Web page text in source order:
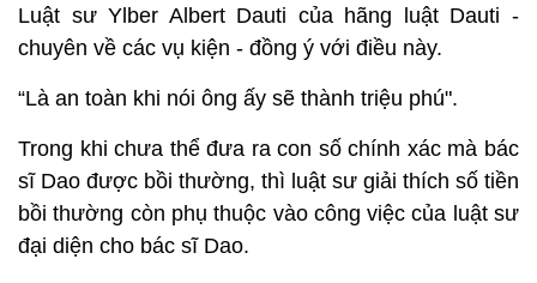
Luật sư Ylber Albert Dauti của hãng luật Dauti -
chuyên về các vụ kiện - đồng ý với điều này.
“Là an toàn khi nói ông ấy sẽ thành triệu phú".
Trong khi chưa thể đưa ra con số chính xác mà bác
sĩ Dao được bồi thường, thì luật sư giải thích số tiền
bồi thường còn phụ thuộc vào công việc của luật sư
đại diện cho bác sĩ Dao.